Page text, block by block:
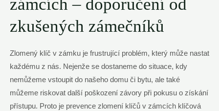
zámcích – doporučení od
zkušených zámečníků
Zlomený klíč v zámku je frustrující problém, který může nastat
každému z nás. Nejenže se dostaneme do situace, kdy
nemůžeme vstoupit do našeho domu či bytu, ale také
můžeme riskovat další poškození závory při pokusu o získání
přístupu. Proto je prevence zlomení klíčů v zámcích klíčová